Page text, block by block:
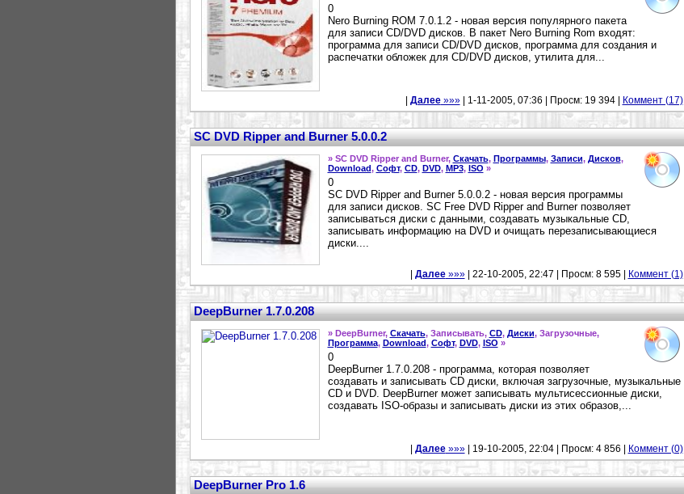
0
Nero Burning ROM 7.0.1.2 - новая версия популярного пакета
для записи CD/DVD дисков. В пакет Nero Burning Rom входят:
программа для записи CD/DVD дисков, программа для создания и
распечатки обложек для CD/DVD дисков, утилита для...
Далее»»»| 1-11-2005, 07:36 | Просм: 19 394 | Коммент (17)
SC DVD Ripper and Burner 5.0.0.2
» SC DVD Ripper and Burner, Скачать, Программы, Записи, Дисков,
Download, Софт, CD, DVD, MP3, ISO »
0
SC DVD Ripper and Burner 5.0.0.2 - новая версия программы
для записи дисков. SC Free DVD Ripper and Burner позволяет
записываться диски с данными, создавать музыкальные CD,
записывать информацию на DVD и очищать перезаписывающиеся
диски....
Далее»»»| 22-10-2005, 22:47 | Просм: 8 595 | Коммент (1)
DeepBurner 1.7.0.208
» DeepBurner, Скачать, Записывать, CD, Диски, Загрузочные,
Программа, Download, Софт, DVD, ISO »
0
DeepBurner 1.7.0.208 - программа, которая позволяет
создавать и записывать CD диски, включая загрузочные, музыкальные
CD и DVD. DeepBurner может записывать мультисессионные диски,
создавать ISO-образы и записывать диски из этих образов,...
Далее»»»| 19-10-2005, 22:04 | Просм: 4 856 | Коммент (0)
DeepBurner Pro 1.6